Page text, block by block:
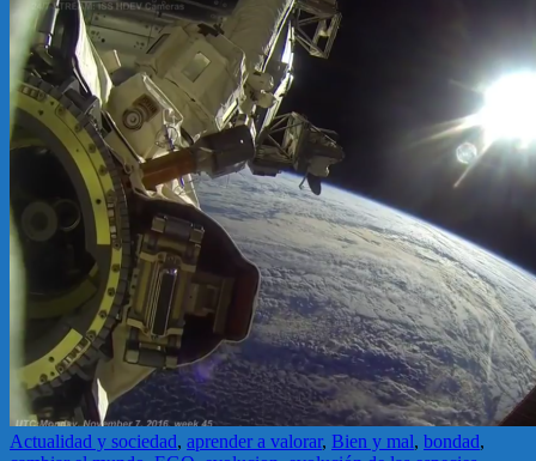
Actualidad y sociedad, aprender a valorar, Bien y mal, bondad,